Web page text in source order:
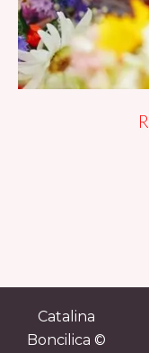
Catalina
Boncilica ©